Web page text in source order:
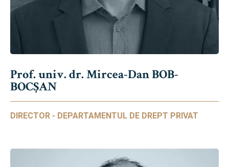
Prof. univ. dr. Mircea-Dan BOB-
BOCȘAN
DIRECTOR - DEPARTAMENTUL DE DREPT PRIVAT